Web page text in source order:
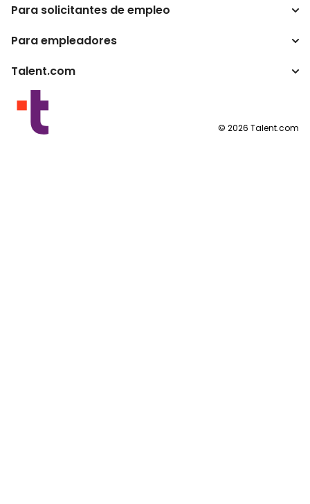
Para solicitantes de empleo
Buscador de trabajo
Conversor de salario
Para empleadores
Empresa
Programas para publishers
Talent.com
Otros países
Condiciones de uso
© 2026 Talent.com